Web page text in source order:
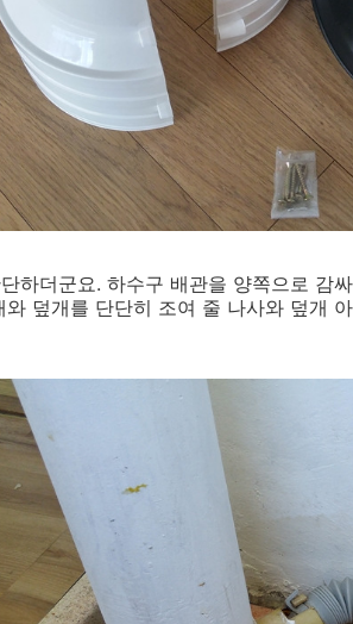
하더군요. 하수구 배관을 양쪽으로 감
덮개를 단단히 조여 줄 나사와 덮개